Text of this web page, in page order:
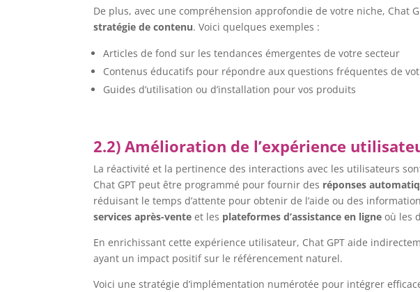
De plus, avec une compréhension approfondie de votre niche, Chat
stratégie de contenu. Voici quelques exemples :
Articles de fond sur les tendances émergentes de votre secteur
Contenus éducatifs pour répondre aux questions fréquentes de
Guides d’utilisation ou d’installation pour vos produits
2.2) Amélioration de l’expérience
La réactivité et la pertinence des interactions avec les utilisateurs
Chat GPT peut être programmé pour fournir des réponses
réduisant le temps d’attente pour obtenir de l’aide ou des
services après-vente et les plateformes d’assistance en ligne où les
En enrichissant cette expérience utilisateur, Chat GPT aide
ayant un impact positif sur le référencement naturel.
Voici une stratégie d’implémentation numérotée pour intégrer